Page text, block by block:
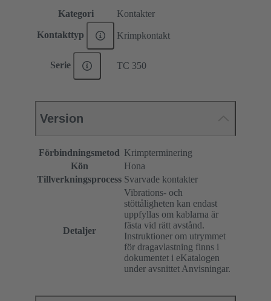
Kategori Kontakter
Kontakttyp Krimpkontakt
Serie TC 350
Version
Förbindningsmetod Krimpterminering
Kön
Hona
Tillverkningsprocess Svarvade kontakter
Detaljer
Vibrations- och
stöttåligheten kan endast
uppfyllas om kablarna är
fästa vid rätt avstånd.
Instruktioner om utrymmet
för dragavlastning finns i
dokumentet i eKatalogen
under avsnittet Anvisningar.